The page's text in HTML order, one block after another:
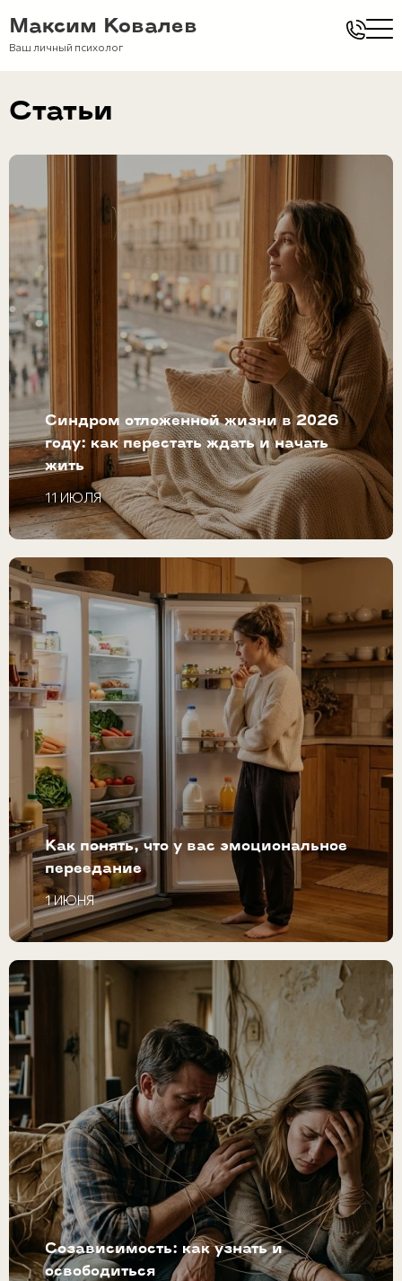
Максим Ковалев
Ваш личный психолог
Статьи
Синдром отложенной жизни в 2026
году: как перестать ждать и начать
жить
11 ИЮЛЯ
Как понять, что у вас эмоциональное
переедание
1 ИЮНЯ
Созависимость: как узнать и
освободиться